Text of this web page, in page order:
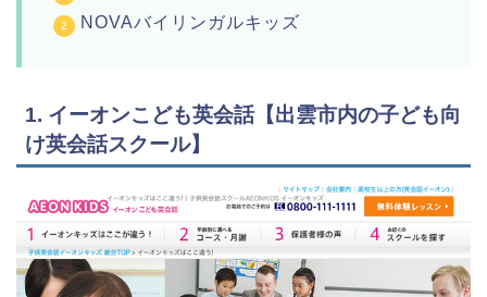
NOVAバイリンガルキッズ
1. イーオンこども英会話【出雲市内の子ども向
け英会話スクール】